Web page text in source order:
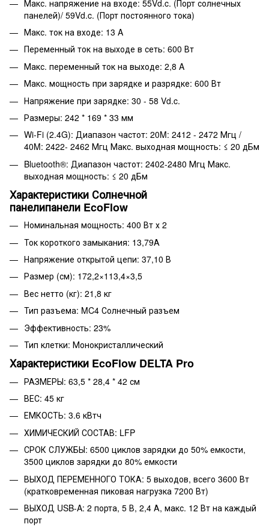
Макс. напряжение на входе: 55Vd.c. (Порт солнечных
панелей)/ 59Vd.c. (Порт постоянного тока)
Макс. ток на входе: 13 A
Переменный ток на выходе в сеть: 600 Вт
Макс. переменный ток на выходе: 2,8 A
Макс. мощность при зарядке и разрядке: 600 Вт
Напряжение при зарядке: 30 - 58 Vd.c.
Размеры: 242 * 169 * 33 мм
Wi-Fi (2.4G): Диапазон частот: 20M: 2412 - 2472 Мгц /
40M: 2422- 2462 Мгц Макс. выходная мощность: ≤ 20 дБм
Bluetooth®: Диапазон частот: 2402-2480 Мгц Макс.
выходная мощность: ≤ 20 дБм
Характеристики Солнечной
панелипанели EcoFlow
Номинальная мощность: 400 Вт х 2
Ток короткого замыкания: 13,79А
Напряжение открытой цепи: 37,10 В
Размер (см): 172,2×113,4×3,5
Вес нетто (кг): 21,8 кг
Тип разъема: MC4 Солнечный разъем
Эффективность: 23%
Тип клетки: Монокристаллический
Характеристики EcoFlow DELTA Pro
РАЗМЕРЫ: 63,5 * 28,4 * 42 см
ВЕС: 45 кг
ЕМКОСТЬ: 3.6 кВтч
ХИМИЧЕСКИЙ СОСТАВ: LFP
СРОК СЛУЖБЫ: 6500 циклов зарядки до 50% емкости,
3500 циклов зарядки до 80% емкости
ВЫХОД ПЕРЕМЕННОГО ТОКА: 5 выходов, всего 3600 Вт
(кратковременная пиковая нагрузка 7200 Вт)
ВЫХОД USB-A: 2 порта, 5 В, 2,4 А, макс. 12 Вт на каждый
порт